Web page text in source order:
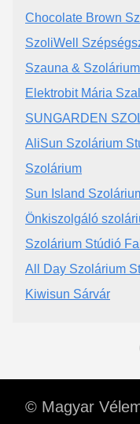
Chocolate Brown
SzoliWell
Szauna &
Elektrobit Mária
SUNGARDEN
AliSun Szolárium
Szolárium
Sun Island
Önkiszolgáló
Szolárium Stúdió
All Day Szolárium
Kiwisun Sárvár
© Magyar